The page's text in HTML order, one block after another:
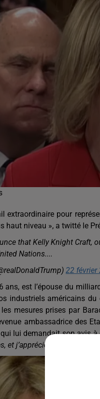
extraordinaire pour
haut niveau », a twitté le
that Kelly Knight Craft,
Nations....
22 février
ans, est l’épouse du
industriels américains
mesures prises par
ambassadrice des
lui demandait son avis à
et j’apprécie et respecte les